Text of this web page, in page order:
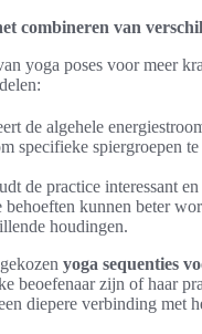
combineren van
yoga poses voor meer
de algehele
specifieke spiergroepen
de practice interessant
kunnen beter
houdingen.
yoga sequenties
beoefenaar zijn of haar
diepere verbinding met